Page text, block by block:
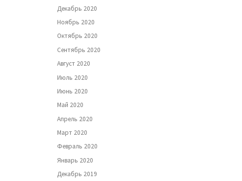
Декабрь 2020
Ноябрь 2020
Октябрь 2020
Сентябрь 2020
Август 2020
Июль 2020
Июнь 2020
Май 2020
Апрель 2020
Март 2020
Февраль 2020
Январь 2020
Декабрь 2019